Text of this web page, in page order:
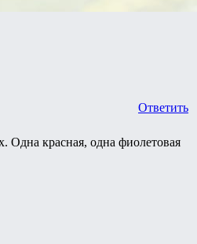
Ответить
Одна красная, одна фиолетовая